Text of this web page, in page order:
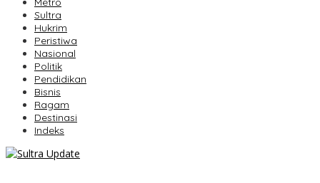
Sultra
Hukrim
Peristiwa
Nasional
Politik
Pendidikan
Bisnis
Ragam
Destinasi
Indeks